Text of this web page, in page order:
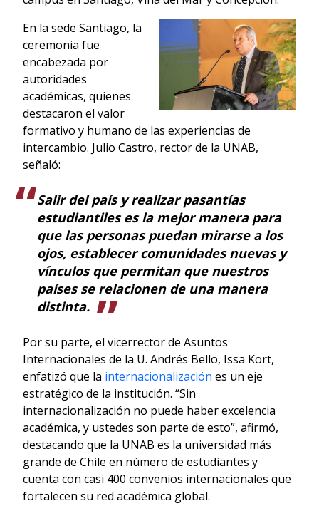
En la sede Santiago, la
ceremonia fue
encabezada por
autoridades
académicas, quienes
destacaron el valor
formativo y humano de las experiencias de
intercambio. Julio Castro, rector de la UNAB,
señaló:
Salir del país y realizar pasantías
estudiantiles es la mejor manera para
que las personas puedan mirarse a los
ojos, establecer comunidades nuevas y
vínculos que permitan que nuestros
países se relacionen de una manera
distinta.
Por su parte, el vicerrector de Asuntos
Internacionales de la U. Andrés Bello, Issa Kort,
enfatizó que la internacionalización es un eje
estratégico de la institución. “Sin
internacionalización no puede haber excelencia
académica, y ustedes son parte de esto”, afirmó,
destacando que la UNAB es la universidad más
grande de Chile en número de estudiantes y
cuenta con casi 400 convenios internacionales que
fortalecen su red académica global.